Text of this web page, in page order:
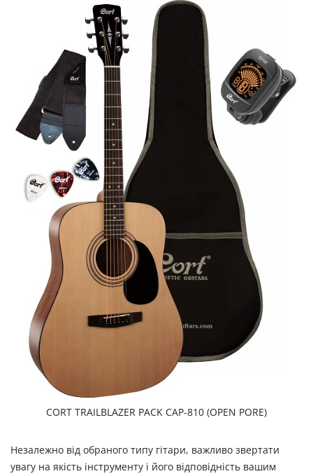
CORT TRAILBLAZER PACK CAP-810 (OPEN PORE)
Незалежно від обраного типу гітари, важливо звертати
увагу на якість інструменту і його відповідність вашим